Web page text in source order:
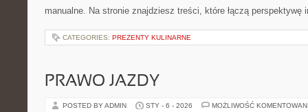
manualne. Na stronie znajdziesz treści, które łączą
CATEGORIES: PREZENTY KULINARNE
PRAWO JAZDY
POSTED BY ADMIN STY - 6 - 2026 MOŻLIWOŚĆ